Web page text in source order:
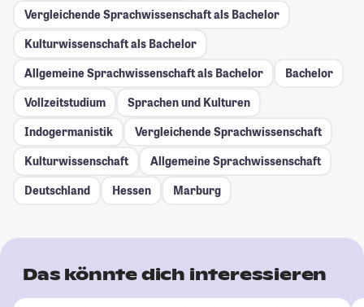
Vergleichende Sprachwissenschaft als Bachelor
Kulturwissenschaft als Bachelor
Allgemeine Sprachwissenschaft als Bachelor
Bachelor
Vollzeitstudium
Sprachen und Kulturen
Indogermanistik
Vergleichende Sprachwissenschaft
Kulturwissenschaft
Allgemeine Sprachwissenschaft
Deutschland
Hessen Marburg
Das könnte dich interessieren